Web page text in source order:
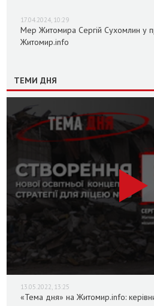
17.04.2024, 10:29
Мер Житомира Сергій Сухомлин у
Житомир.info
ТЕМИ ДНЯ
13.05.2022, 13:25
«Тема дня» на Житомир.info: